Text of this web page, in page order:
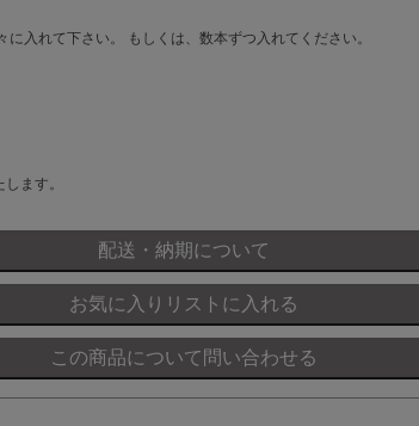
入れて下さい。 もしくは、数本ずつ入れてください。
ます。